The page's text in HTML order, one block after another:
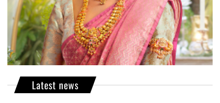
Latest news